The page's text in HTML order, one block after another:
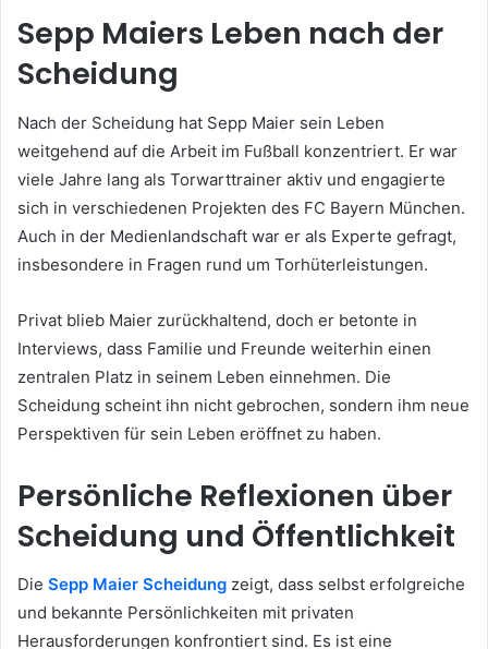
Sepp Maiers Leben nach der
Scheidung
Nach der Scheidung hat Sepp Maier sein Leben
weitgehend auf die Arbeit im Fußball konzentriert. Er war
viele Jahre lang als Torwarttrainer aktiv und engagierte
sich in verschiedenen Projekten des FC Bayern München.
Auch in der Medienlandschaft war er als Experte gefragt,
insbesondere in Fragen rund um Torhüterleistungen.
Privat blieb Maier zurückhaltend, doch er betonte in
Interviews, dass Familie und Freunde weiterhin einen
zentralen Platz in seinem Leben einnehmen. Die
Scheidung scheint ihn nicht gebrochen, sondern ihm neue
Perspektiven für sein Leben eröffnet zu haben.
Persönliche Reflexionen über
Scheidung und Öffentlichkeit
Die Sepp Maier Scheidung zeigt, dass selbst erfolgreiche
und bekannte Persönlichkeiten mit privaten
Herausforderungen konfrontiert sind. Es ist eine